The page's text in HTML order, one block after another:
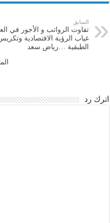
السابق
تفاوت الرواتب و الأجور في
غياب الرؤية الاقتصادية
الطبقية …رياض سعد
اترك رد